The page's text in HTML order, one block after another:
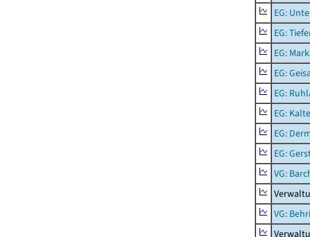
EG:
EG:
EG:
EG:
EG:
EG:
EG:
EG:
VG:
VG: